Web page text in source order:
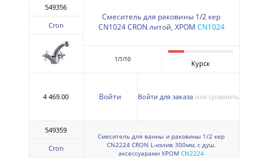
549356
Cron
Смеситель для раковины 1/2 кер
CN1024 CRON литой, ХРОМ CN1024
1/1/10 Курск
4 469.00 Войти Войти для заказа или сравнить
549359
Cron
Смеситель для ванны и раковины 1/2 кер
CN2224 CRON L-излив 300мм, с душ.
аксессуарами ХРОМ CN2224